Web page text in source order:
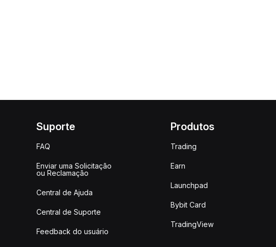
Suporte
FAQ
Enviar uma Solicitação
ou Reclamação
Central de Ajuda
Central de Suporte
Feedback do usuário
Produtos
Trading
Earn
Launchpad
Bybit Card
TradingView